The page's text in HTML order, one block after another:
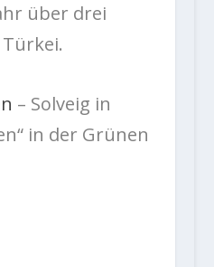
über drei
– Solveig in
in der Grünen